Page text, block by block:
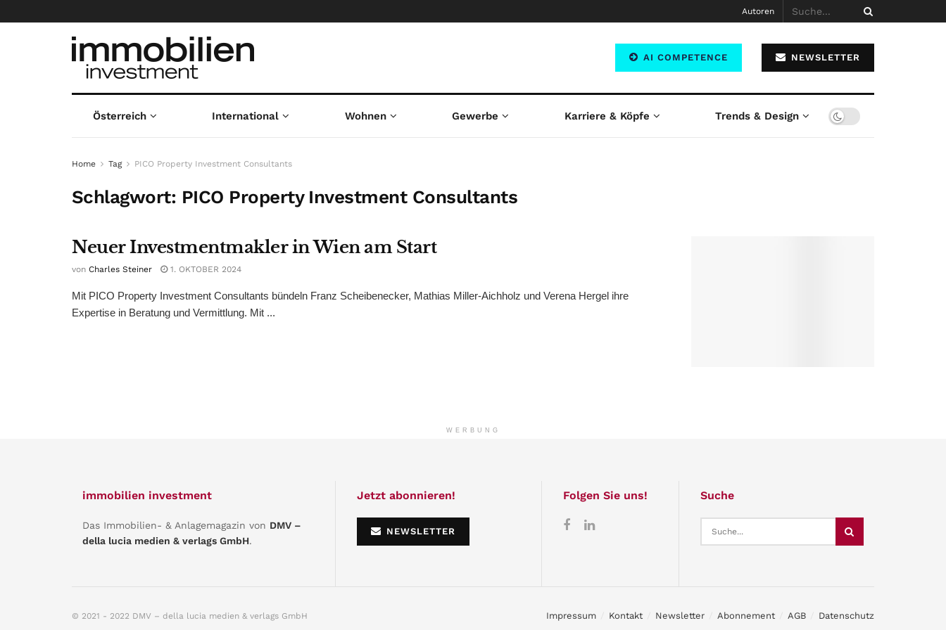
Autoren
AI COMPETENCE NEWSLETTER
Österreich International Wohnen Gewerbe Karriere & Köpfe Trends & Design
Home Tag PICO Property Investment Consultants
Schlagwort: PICO Property Investment Consultants
Neuer Investmentmakler in Wien am Start
von Charles Steiner 1. OKTOBER 2024
Mit PICO Property Investment Consultants bündeln Franz Scheibenecker, Mathias Miller-Aichholz und Verena Hergel ihre
Expertise in Beratung und Vermittlung. Mit ...
WERBUNG
immobilien investment
Das Immobilien- & Anlagemagazin von DMV –
della lucia medien & verlags GmbH.
Jetzt abonnieren!
NEWSLETTER
Folgen Sie uns! Suche
Impressum Kontakt Newsletter Abonnement AGB Datenschutz
© 2021 - 2022 DMV – della lucia medien & verlags GmbH